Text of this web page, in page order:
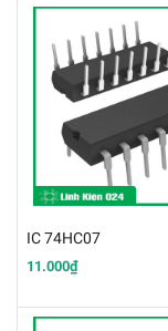
IC 74HC07
11.000₫